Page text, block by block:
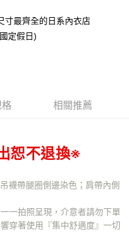
儲值。
可結帳。
方視為交易完成。
之結帳頁面顯示為準，若有關於
疑問，請聯繫「AFTEE先享後付
AFTEE先享後付」服務完成之交
，並將交易相關給付款項請求債
運費
費
運費
運費
運費
寸最齊全的日系內衣店
定假日)
格 相關推薦
恕不退換※
襪帶腿圈側邊染色；肩帶內側
一拍照呈現，介意者請勿下單
穿著使用『集中舒適度』一切